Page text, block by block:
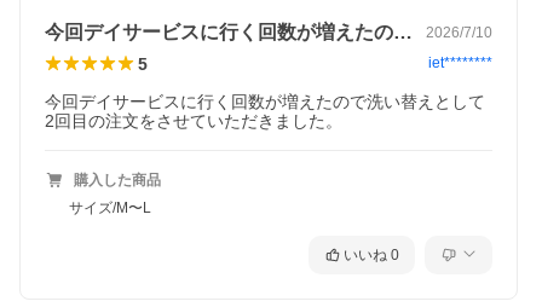
今回デイサービスに行く回数が増えたので… 2026/7/10
5 iet********
今回デイサービスに行く回数が増えたので洗い替えとして
2回目の注文をさせていただきました。
購入した商品
サイズ/M〜L
いいね 0